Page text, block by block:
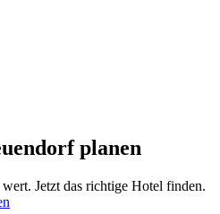
planen
Jetzt das richtige Hotel finden.